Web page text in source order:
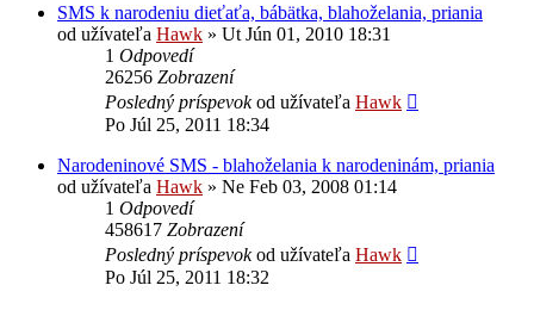
SMS k narodeniu dieťaťa, bábätka, blahoželania, priania
od užívateľa Hawk » Ut Jún 01, 2010 18:31
1 Odpovedí
26256 Zobrazení
Posledný príspevokod užívateľa Hawk
Po Júl 25, 2011 18:34
Narodeninové SMS - blahoželania k narodeninám, priania
od užívateľa Hawk » Ne Feb 03, 2008 01:14
1 Odpovedí
458617 Zobrazení
Posledný príspevokod užívateľa Hawk
Po Júl 25, 2011 18:32